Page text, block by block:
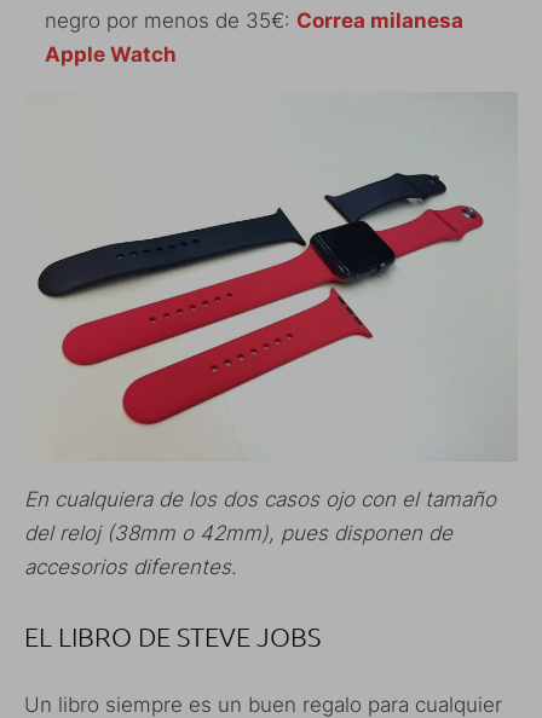
negro por menos de 35€: Correa milanesa
Apple Watch
En cualquiera de los dos casos ojo con el tamaño
del reloj (38mm o 42mm), pues disponen de
accesorios diferentes.
EL LIBRO DE STEVE JOBS
Un libro siempre es un buen regalo para cualquier